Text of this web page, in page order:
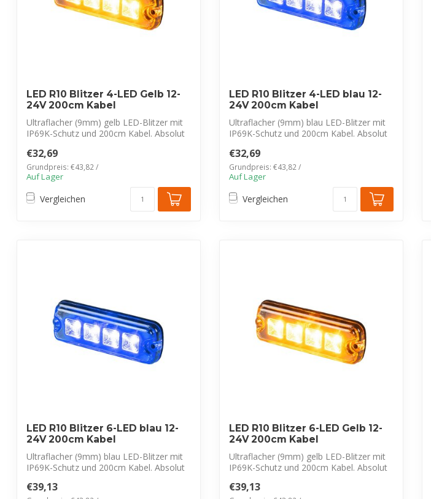
LED R10 Blitzer 4-LED Gelb 12-
24V 200cm Kabel
Ultraflacher (9mm) gelb LED-Blitzer mit
IP69K-Schutz und 200cm Kabel. Absolut
€32,69
Grundpreis: €43,82 /
Auf Lager
Vergleichen
LED R10 Blitzer 4-LED blau 12-
24V 200cm Kabel
Ultraflacher (9mm) blau LED-Blitzer mit
IP69K-Schutz und 200cm Kabel. Absolut
€32,69
Grundpreis: €43,82 /
Auf Lager
Vergleichen
LED R10 Blitzer 6-LED blau 12-
24V 200cm Kabel
Ultraflacher (9mm) blau LED-Blitzer mit
IP69K-Schutz und 200cm Kabel. Absolut
€39,13
LED R10 Blitzer 6-LED Gelb 12-
24V 200cm Kabel
Ultraflacher (9mm) gelb LED-Blitzer mit
IP69K-Schutz und 200cm Kabel. Absolut
€39,13